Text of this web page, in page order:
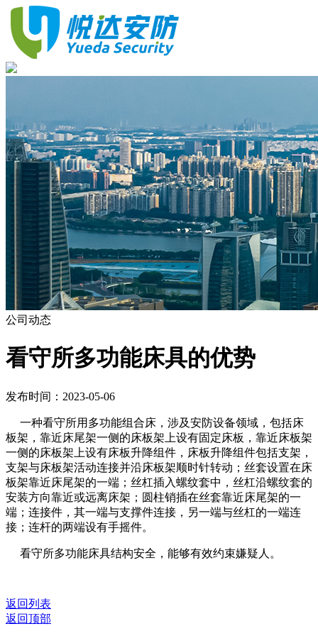
公司动态
​看守所多功能床具的优势
发布时间：2023-05-06
一种看守所用多功能组合床，涉及安防设备领域，包括床
板架，靠近床尾架一侧的床板架上设有固定床板，靠近床板架
一侧的床板架上设有床板升降组件，床板升降组件包括支架，
支架与床板架活动连接并沿床板架顺时针转动；丝套设置在床
板架靠近床尾架的一端；丝杠插入螺纹套中，丝杠沿螺纹套的
安装方向靠近或远离床架；圆柱销插在丝套靠近床尾架的一
端；连接件，其一端与支撑件连接，另一端与丝杠的一端连
接；连杆的两端设有手摇件。
看守所多功能床具结构安全，能够有效约束嫌疑人。
返回列表
返回顶部